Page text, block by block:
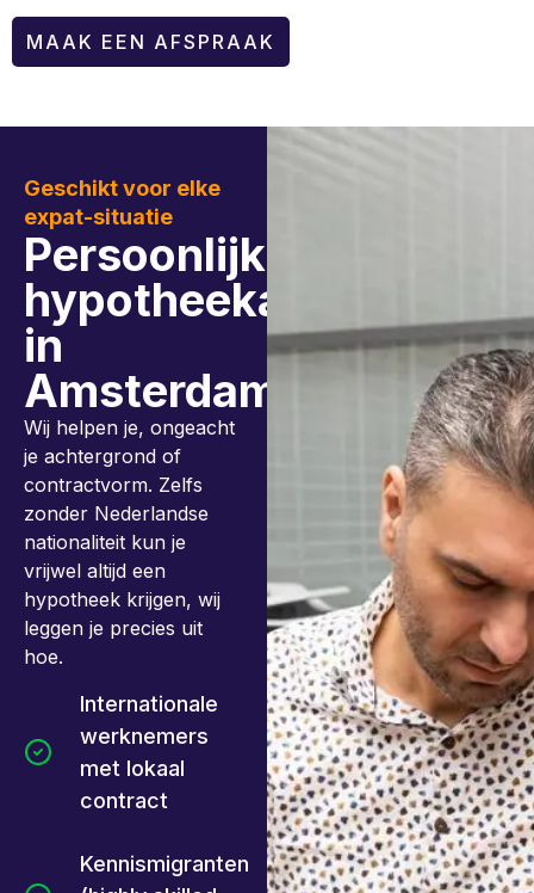
MAAK EEN AFSPRAAK
Geschikt voor elke
expat-situatie
Persoonlijk
hypotheekadvies
in
Amsterdam
Wij helpen je, ongeacht
je achtergrond of
contractvorm. Zelfs
zonder Nederlandse
nationaliteit kun je
vrijwel altijd een
hypotheek krijgen, wij
leggen je precies uit
hoe.
Internationale
werknemers
met lokaal
contract
Kennismigranten